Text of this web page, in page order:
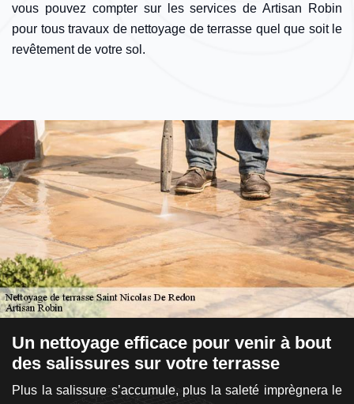
vous pouvez compter sur les services de Artisan Robin
pour tous travaux de nettoyage de terrasse quel que soit le
revêtement de votre sol.
Un nettoyage efficace pour venir à bout
des salissures sur votre terrasse
Plus la salissure s’accumule, plus la saleté imprègnera le